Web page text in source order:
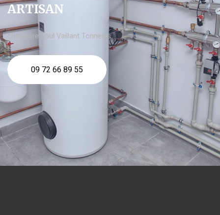
ARTISAN
chaudière fioul Vaillant Tonneins
09 72 66 89 55